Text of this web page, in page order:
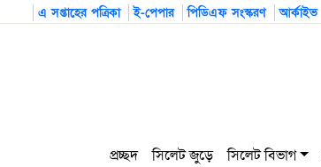
এ সপ্তাহের পত্রিকা ই-পেপার পিডিএফ সংস্করণ আর্কাইভ
প্রচ্ছদ সিলেট জুড়ে সিলেট বিভাগ